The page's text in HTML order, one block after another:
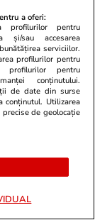
pentru
excelenti.
12:01
din cauza
13:02
nu sant
a oferi:
profilurilor pentru
și/sau accesarea
serviciilor.
profilurilor pentru
profilurilor pentru
conținutului.
de date din surse
conținutul. Utilizarea
de geolocație